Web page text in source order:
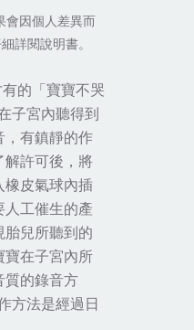
會因個人差異而
詳閱說明書。
有的「寶寶不哭
子宮內聽得到
，有鎮靜的作
解許可後，將
橡皮氣球內插
人工催生的產
胎兒所聽到的
寶在子宮內所
質的錄音方
方法是經過日